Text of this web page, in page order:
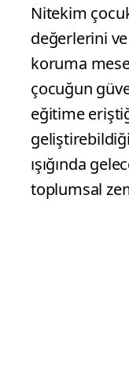
Nitekim
değerlerini
koruma
çocuğun
eğitime
ışığında
toplumsal